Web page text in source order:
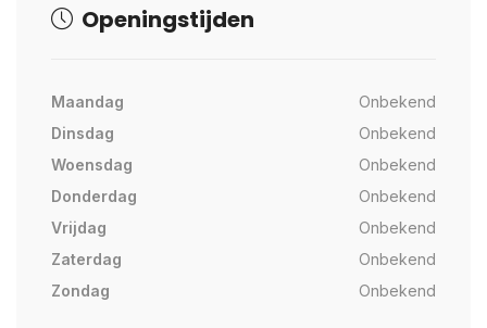
Openingstijden
Maandag
Onbekend
Dinsdag
Onbekend
Woensdag
Onbekend
Donderdag
Onbekend
Vrijdag
Onbekend
Zaterdag
Onbekend
Zondag
Onbekend